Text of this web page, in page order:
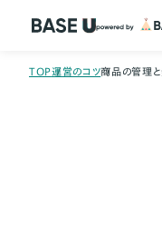
TOP運営のコツ商品の管理